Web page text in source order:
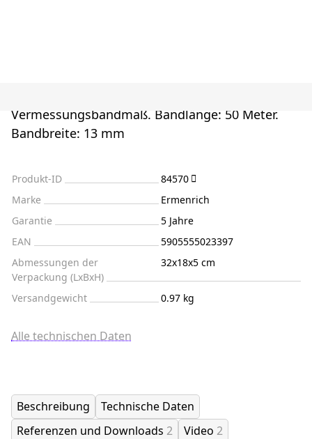
Vermessungsbandmaß. Bandlänge: 50 Meter.
Bandbreite: 13 mm
Produkt-ID
84570
Marke
Ermenrich
Garantie
5 Jahre
EAN
5905555023397
Abmessungen der
Verpackung (LxBxH)
32x18x5 cm
Versandgewicht 0.97 kg
Alle technischen Daten
Beschreibung
Technische Daten
Referenzen und Downloads 2 Video 2